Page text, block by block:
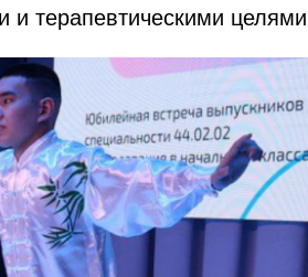
и терапевтическими